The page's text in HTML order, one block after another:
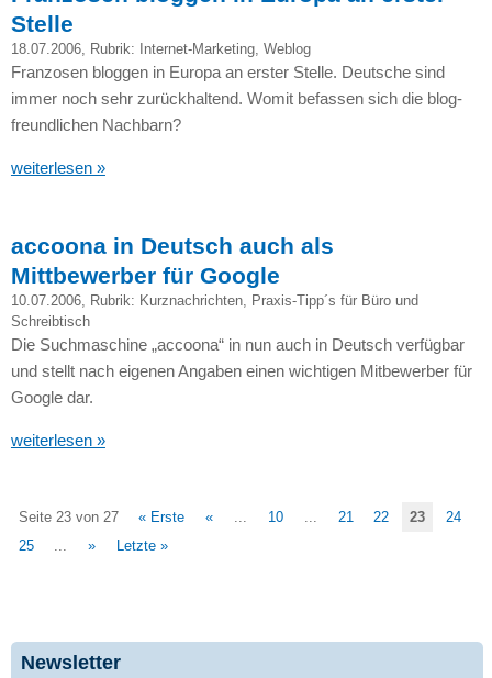
Stelle
18.07.2006, Rubrik: Internet-Marketing, Weblog
Franzosen bloggen in Europa an erster Stelle. Deutsche sind
immer noch sehr zurückhaltend. Womit befassen sich die blog-
freundlichen Nachbarn?
weiterlesen »
accoona in Deutsch auch als
Mittbewerber für Google
10.07.2006, Rubrik: Kurznachrichten, Praxis-Tipp´s für Büro und
Schreibtisch
Die Suchmaschine „accoona“ in nun auch in Deutsch verfügbar
und stellt nach eigenen Angaben einen wichtigen Mitbewerber für
Google dar.
weiterlesen »
Seite 23 von 27 « Erste « 10 21 22 23
24
25
... » Letzte »
Newsletter